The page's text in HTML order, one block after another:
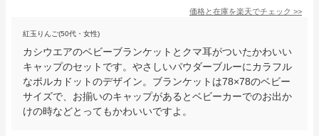
価格と在庫を楽天でチェック >>
紅玉りんご(50代・女性)
カシウエアのベビーブランケットとクマ耳がついたかわいい
キャップのセットです。やさしいパウダーブルーにカラフル
なポルカドットのデザイン。ブランケットは78×78のベビー
サイズで、お揃いのキャップがあるとベビーカーでのお出か
けの時などとってもかわいいですよ。